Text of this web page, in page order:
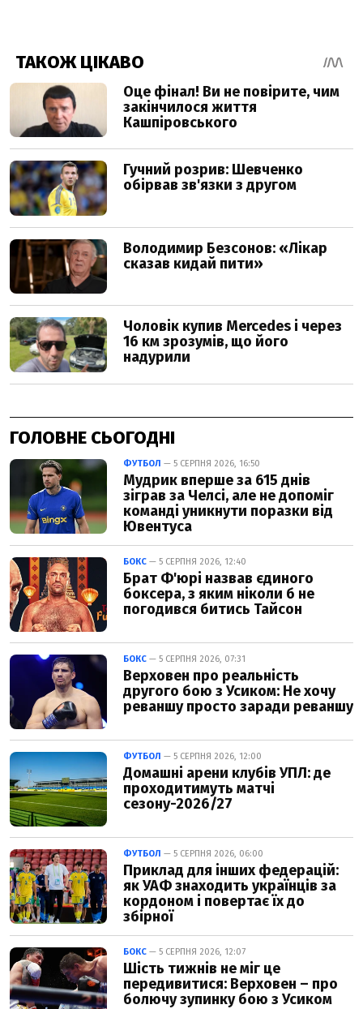
ГОЛОВНЕ СЬОГОДНІ
ФУТБОЛ — 5 СЕРПНЯ 2026, 16:50
Мудрик вперше за 615 днів
зіграв за Челсі, але не допоміг
команді уникнути поразки від
Ювентуса
БОКС — 5 СЕРПНЯ 2026, 12:40
Брат Ф'юрі назвав єдиного
боксера, з яким ніколи б не
погодився битись Тайсон
БОКС — 5 СЕРПНЯ 2026, 07:31
Верховен про реальність
другого бою з Усиком: Не хочу
реваншу просто заради реваншу
ФУТБОЛ — 5 СЕРПНЯ 2026, 12:00
Домашні арени клубів УПЛ: де
проходитимуть матчі
сезону-2026/27
ФУТБОЛ — 5 СЕРПНЯ 2026, 06:00
Приклад для інших федерацій:
як УАФ знаходить українців за
кордоном і повертає їх до
збірної
БОКС — 5 СЕРПНЯ 2026, 12:07
Шість тижнів не міг це
передивитися: Верховен – про
болючу зупинку бою з Усиком